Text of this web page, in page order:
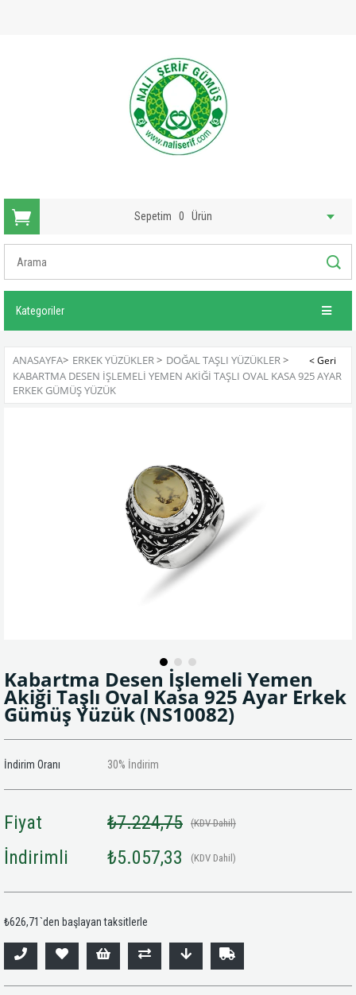
Sepetim 0 Ürün
Kategoriler
ANASAYFA> ERKEK YÜZÜKLER> DOĞAL TAŞLI YÜZÜKLER>
KABARTMA DESEN İŞLEMELI YEMEN AKIĞI TAŞLI OVAL KASA 925 AYAR
ERKEK GÜMÜŞ YÜZÜK
Kabartma Desen İşlemeli Yemen
Akiği Taşlı Oval Kasa 925 Ayar Erkek
Gümüş Yüzük (NS10082)
İndirim Oranı %
30 İndirim
Fiyat ₺7.224,75 (KDV Dahil)
İndirimli ₺5.057,33 (KDV Dahil)
₺626,71`den başlayan taksitlerle